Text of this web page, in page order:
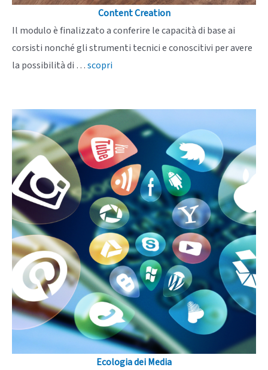
Content Creation
Il modulo è finalizzato a conferire le capacità di base ai
corsisti nonché gli strumenti tecnici e conoscitivi per avere
la possibilità di …scopri
Ecologia dei Media